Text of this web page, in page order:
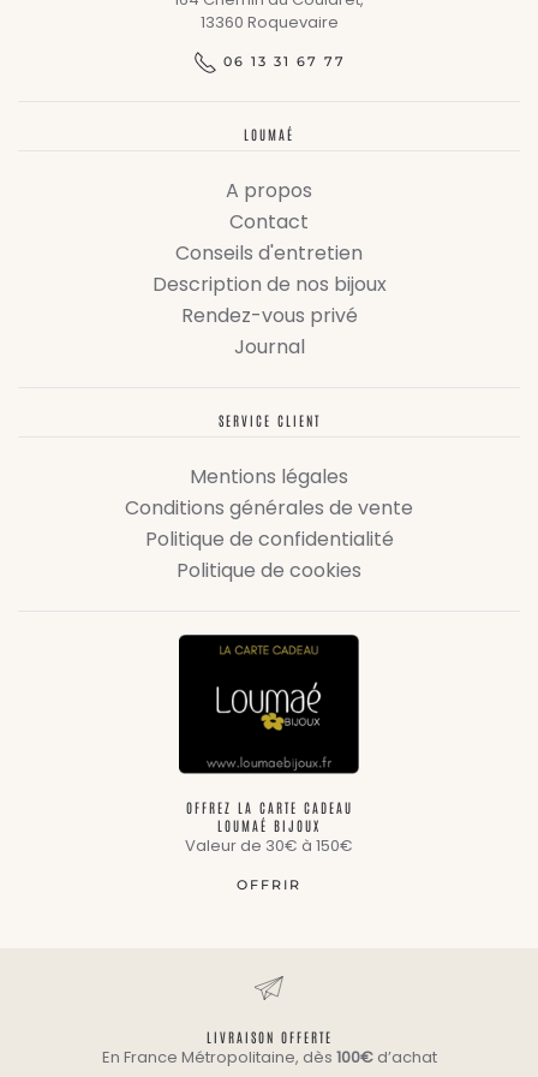
13360 Roquevaire
06 13 31 67 77
LOUMAÉ
A propos
Contact
Conseils d'entretien
Description de nos bijoux
Rendez-vous privé
Journal
SERVICE CLIENT
Mentions légales
Conditions générales de vente
Politique de confidentialité
Politique de cookies
OFFREZ LA CARTE CADEAU
LOUMAÉ BIJOUX
Valeur de 30€ à 150€
OFFRIR
LIVRAISON OFFERTE
En France Métropolitaine, dès 100€d’achat